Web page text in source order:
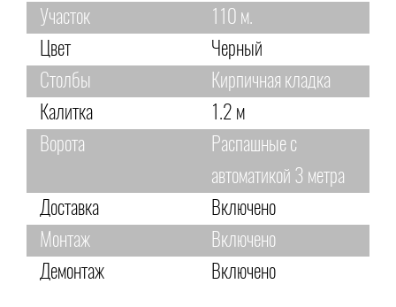
Участок
110 м.
Цвет
Черный
Столбы
Кирпичная кладка
Калитка
1.2 м
Ворота
Распашные с
автоматикой 3 метра
Доставка
Включено
Монтаж
Включено
Демонтаж
Включено